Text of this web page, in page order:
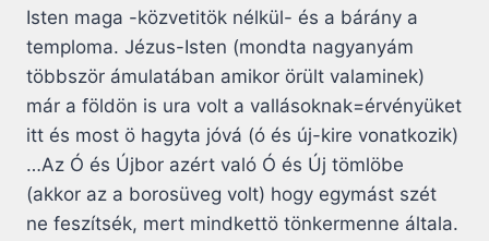
Isten maga -közvetitök nélkül- és a bárány a
temploma. Jézus-Isten (mondta nagyanyám
többször ámulatában amikor örült valaminek)
már a földön is ura volt a vallásoknak=érvényüket
itt és most ö hagyta jóvá (ó és új-kire vonatkozik)
…Az Ó és Újbor azért való Ó és Új tömlöbe
(akkor az a borosüveg volt) hogy egymást szét
ne feszítsék, mert mindkettö tönkermenne általa.